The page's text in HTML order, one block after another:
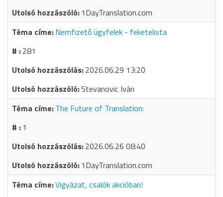
1DayTranslation.com
Nemfizető ügyfelek - feketelista
281
2026.06.29 13:20
Stevanovic Iván
The Future of Translation:
1
2026.06.26 08:40
1DayTranslation.com
Vigyázat, csalók akcióban!